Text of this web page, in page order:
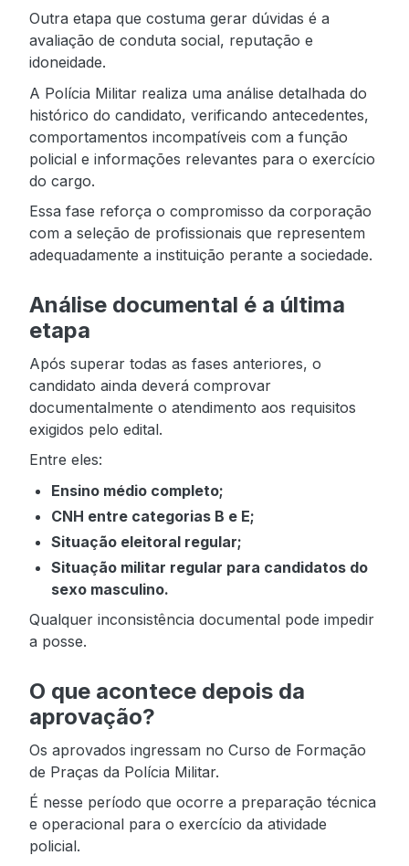
Outra etapa que costuma gerar dúvidas é a
avaliação de conduta social, reputação e
idoneidade.
A Polícia Militar realiza uma análise detalhada do
histórico do candidato, verificando antecedentes,
comportamentos incompatíveis com a função
policial e informações relevantes para o exercício
do cargo.
Essa fase reforça o compromisso da corporação
com a seleção de profissionais que representem
adequadamente a instituição perante a sociedade.
Análise documental é a última
etapa
Após superar todas as fases anteriores, o
candidato ainda deverá comprovar
documentalmente o atendimento aos requisitos
exigidos pelo edital.
Entre eles:
Ensino médio completo;
CNH entre categorias B e E;
Situação eleitoral regular;
Situação militar regular para candidatos do
sexo masculino.
Qualquer inconsistência documental pode impedir
a posse.
O que acontece depois da
aprovação?
Os aprovados ingressam no Curso de Formação
de Praças da Polícia Militar.
É nesse período que ocorre a preparação técnica
e operacional para o exercício da atividade
policial.